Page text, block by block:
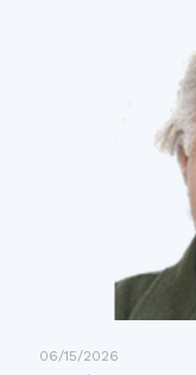
06/15/2026